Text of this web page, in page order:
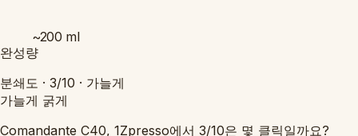
~200 ml
완성량
분쇄도 · 3/10 · 가늘게
가늘게 굵게
Comandante C40, 1Zpresso에서 3/10은 몇 클릭일까요?